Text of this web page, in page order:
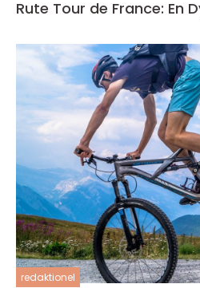
Rute Tour de France: En
redaktionel